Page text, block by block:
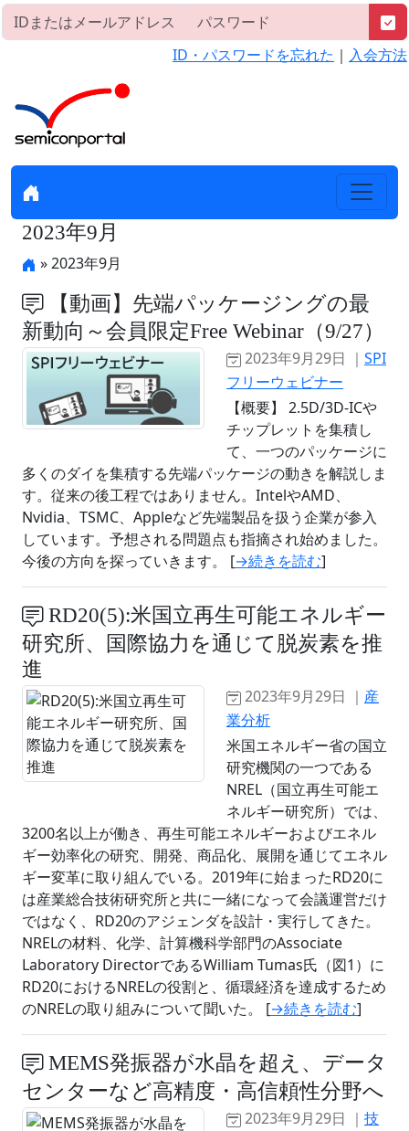
ID・パスワードを忘れた ｜ 入会方法
2023年9月
» 2023年9月
【動画】先端パッケージングの最
新動向～会員限定Free Webinar（9/27）
2023年9月29日 ｜ SPI
フリーウェビナー
【概要】 2.5D/3D-ICや
チップレットを集積し
て、一つのパッケージに
多くのダイを集積する先端パッケージの動きを解説しま
す。従来の後工程ではありません。IntelやAMD、
Nvidia、TSMC、Appleなど先端製品を扱う企業が参入
しています。予想される問題点も指摘され始めました。
今後の方向を探っていきます。 [→続きを読む]
RD20(5):米国立再生可能エネルギー
研究所、国際協力を通じて脱炭素を推
進
2023年9月29日 ｜ 産
業分析
米国エネルギー省の国立
研究機関の一つである
NREL（国立再生可能エ
ネルギー研究所）では、
3200名以上が働き、再生可能エネルギーおよびエネル
ギー効率化の研究、開発、商品化、展開を通じてエネル
ギー変革に取り組んでいる。2019年に始まったRD20に
は産業総合技術研究所と共に一緒になって会議運営だけ
ではなく、RD20のアジェンダを設計・実行してきた。
NRELの材料、化学、計算機科学部門のAssociate
Laboratory DirectorであるWilliam Tumas氏（図1）に
RD20におけるNRELの役割と、循環経済を達成するため
のNRELの取り組みについて聞いた。 [→続きを読む]
MEMS発振器が水晶を超え、データ
センターなど高精度・高信頼性分野へ
2023年9月29日 ｜ 技